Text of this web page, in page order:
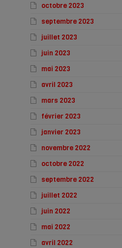
octobre 2023
septembre 2023
juillet 2023
juin 2023
mai 2023
avril 2023
mars 2023
février 2023
janvier 2023
novembre 2022
octobre 2022
septembre 2022
juillet 2022
juin 2022
mai 2022
avril 2022